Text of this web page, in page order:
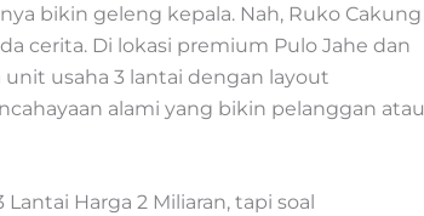
bikin geleng kepala. Nah, Ruko Cakung
cerita. Di lokasi premium Pulo Jahe dan
usaha 3 lantai dengan layout
alami yang bikin pelanggan atau
Harga 2 Miliaran, tapi soal